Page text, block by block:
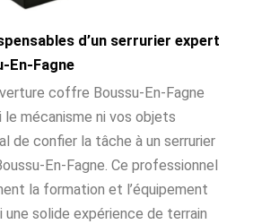
d’un serrurier expert
En-Fagne
coffre Boussu-En-Fagne
le mécanisme ni vos objets
de confier la tâche à un serrurier
En-Fagne. Ce professionnel
la formation et l’équipement
une solide expérience de terrain